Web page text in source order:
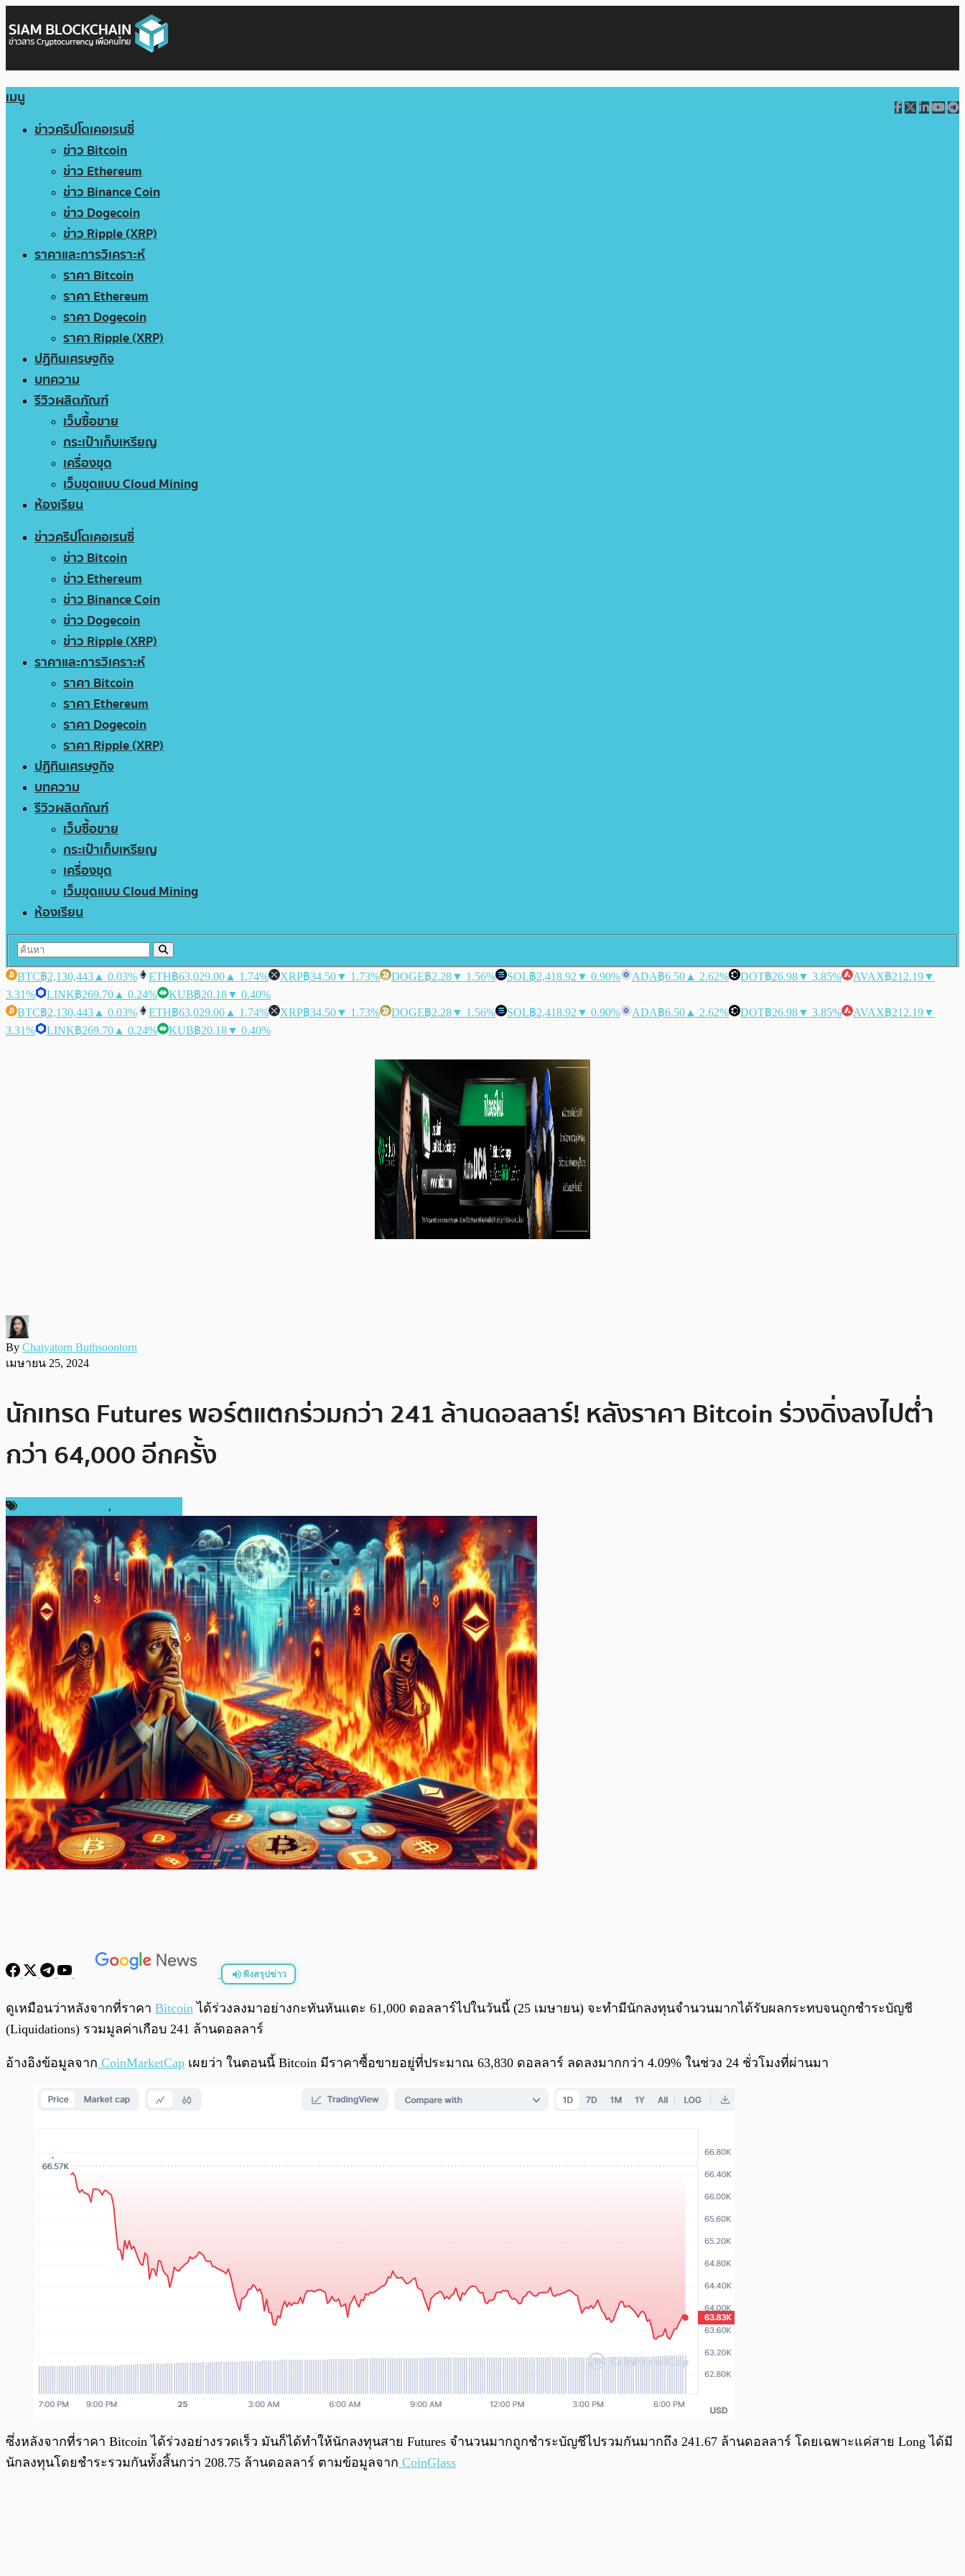
เมนู
ข่าวคริปโตเคอเรนซี่
ข่าว Bitcoin
ข่าว Ethereum
ข่าว Binance Coin
ข่าว Dogecoin
ข่าว Ripple (XRP)
ราคาและการวิเคราะห์
ราคา Bitcoin
ราคา Ethereum
ราคา Dogecoin
ราคา Ripple (XRP)
ปฏิทินเศรษฐกิจ
บทความ
รีวิวผลิตภัณฑ์
เว็บซื้อขาย
กระเป๋าเก็บเหรียญ
เครื่องขุด
เว็บขุดแบบ Cloud Mining
ห้องเรียน
ข่าวคริปโตเคอเรนซี่
ข่าว Bitcoin
ข่าว Ethereum
ข่าว Binance Coin
ข่าว Dogecoin
ข่าว Ripple (XRP)
ราคาและการวิเคราะห์
ราคา Bitcoin
ราคา Ethereum
ราคา Dogecoin
ราคา Ripple (XRP)
ปฏิทินเศรษฐกิจ
บทความ
รีวิวผลิตภัณฑ์
เว็บซื้อขาย
กระเป๋าเก็บเหรียญ
เครื่องขุด
เว็บขุดแบบ Cloud Mining
ห้องเรียน
BTC฿2,130,443 ▲ 0.03% ETH฿63,029.00 ▲ 1.74% XRP฿34.50▼ 1.73% DOGE฿2.28▼ 1.56% SOL฿2,418.92 ▼ 0.90% ADA฿6.50 ▲ 2.62% DOT฿26.98▼ 3.85% AVAX฿212.19▼
3.31%
LINK฿269.70 ▲ 0.24% KUB฿20.18▼ 0.40%
BTC฿2,130,443 ▲ 0.03% ETH฿63,029.00 ▲ 1.74% XRP฿34.50▼ 1.73% DOGE฿2.28▼ 1.56% SOL฿2,418.92 ▼ 0.90% ADA฿6.50 ▲ 2.62% DOT฿26.98▼ 3.85% AVAX฿212.19▼
3.31%
LINK฿269.70 ▲ 0.24% KUB฿20.18▼ 0.40%
By Chaiyatorn Buthsoontorn
เมษายน 25, 2024
นักเทรด Futures พอร์ตแตกร่วมกว่า 241 ล้านดอลลาร์! หลังราคา Bitcoin ร่วงดิ่งลงไปต่ำ
กว่า 64,000 อีกครั้ง
,
ฟังสรุปข่าว
พร้อมเล่น 0:00 /0:00
ดูเหมือนว่าหลังจากที่ราคา Bitcoin ได้ร่วงลงมาอย่างกะทันหันแตะ 61,000 ดอลลาร์ไปในวันนี้ (25 เมษายน) จะทำมีนักลงทุนจำนวนมากได้รับผลกระทบจนถูกชำระบัญชี
(Liquidations) รวมมูลค่าเกือบ 241 ล้านดอลลาร์
อ้างอิงข้อมูลจาก CoinMarketCap เผยว่า ในตอนนี้ Bitcoin มีราคาซื้อขายอยู่ที่ประมาณ 63,830 ดอลลาร์ ลดลงมากกว่า 4.09% ในช่วง 24 ชั่วโมงที่ผ่านมา
ซึ่งหลังจากที่ราคา Bitcoin ได้ร่วงอย่างรวดเร็ว มันก็ได้ทำให้นักลงทุนสาย Futures จำนวนมากถูกชำระบัญชีไปรวมกันมากถึง 241.67 ล้านดอลลาร์ โดยเฉพาะแค่สาย Long ได้มี
นักลงทุนโดยชำระรวมกันทั้งสิ้นกว่า 208.75 ล้านดอลลาร์ ตามข้อมูลจาก CoinGlass